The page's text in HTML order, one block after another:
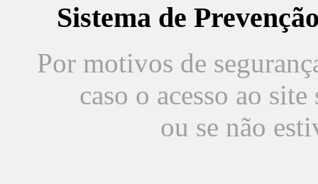
Sistema de
Por motivos de
caso o acesso ao
ou se não